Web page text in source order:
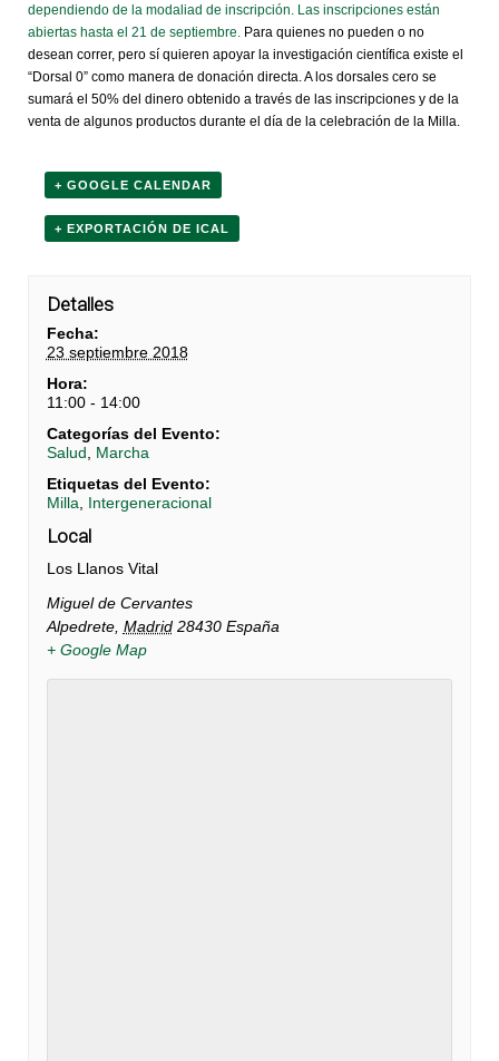
dependiendo de la modaliad de inscripción. Las inscripciones están
abiertas hasta el 21 de septiembre. Para quienes no pueden o no
desean correr, pero sí quieren apoyar la investigación científica existe el
“Dorsal 0” como manera de donación directa. A los dorsales cero se
sumará el 50% del dinero obtenido a través de las inscripciones y de la
venta de algunos productos durante el día de la celebración de la Milla.
+ GOOGLE CALENDAR
+ EXPORTACIÓN DE ICAL
Detalles
Fecha:
23 septiembre 2018
Hora:
11:00 - 14:00
Categorías del Evento:
Salud
Marcha
Etiquetas del Evento:
Milla
Intergeneracional
Local
Los Llanos Vital
Miguel de Cervantes
Alpedrete, Madrid 28430 España
+ Google Map